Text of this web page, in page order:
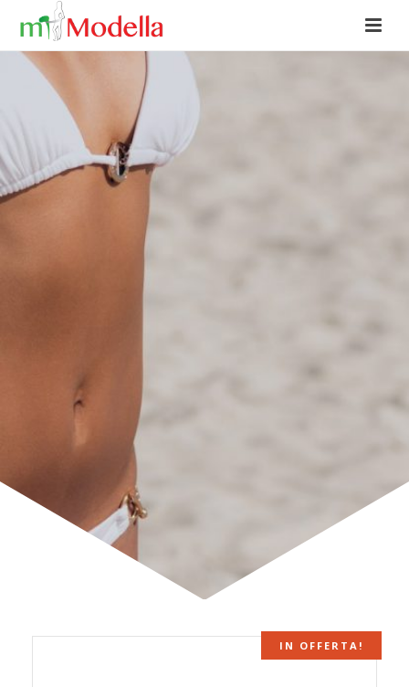
IN OFFERTA!